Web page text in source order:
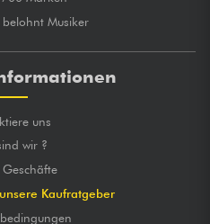
belohnt Musiker
uns
wir ?
Geschäfte
Kaufratgeber